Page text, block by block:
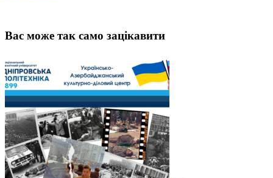
Вас може так само зацікавити